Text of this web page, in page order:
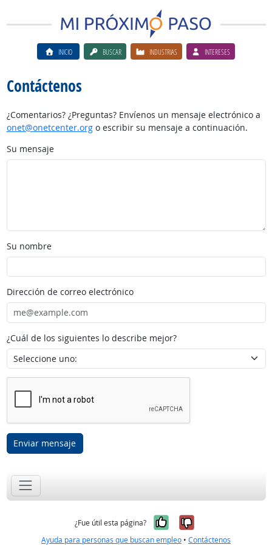
INICIO BUSCAR INDUSTRIAS INTERESES
Contáctenos
¿Comentarios? ¿Preguntas? Envíenos un mensaje electrónico a
onet@onetcenter.orgo escribir su mensaje a continuación.
Su mensaje
Su nombre
Dirección de correo electrónico
¿Cuál de los siguientes lo describe mejor?
Enviar mensaje
¿Fue útil esta página? Sí, fue útil
No, no fue
Ayuda para personas que buscan empleo • Contáctenos